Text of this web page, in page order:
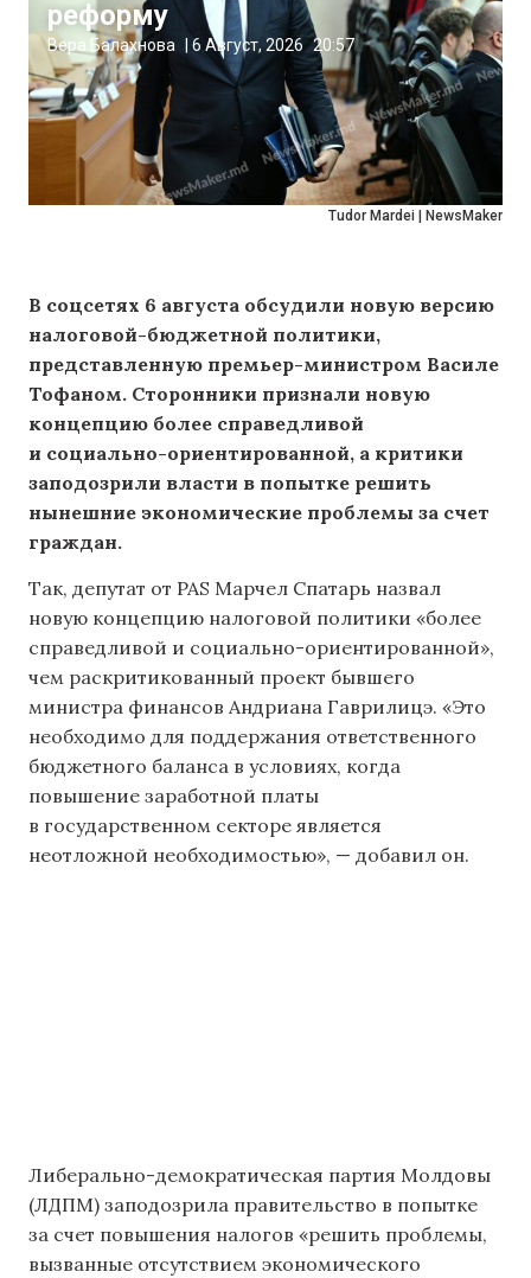
Tudor Mardei | NewsMaker
реформу
Вера Балахнова | 6 Август, 2026 20:57
В соцсетях 6 августа обсудили новую версию
налоговой-бюджетной политики,
представленную премьер-министром Василе
Тофаном. Сторонники признали новую
концепцию более справедливой
и социально-ориентированной, а критики
заподозрили власти в попытке решить
нынешние экономические проблемы за счет
граждан.
Так, депутат от PAS Марчел Спатарь назвал
новую концепцию налоговой политики «более
справедливой и социально-ориентированной»,
чем раскритикованный проект бывшего
министра финансов Андриана Гаврилицэ. «Это
необходимо для поддержания ответственного
бюджетного баланса в условиях, когда
повышение заработной платы
в государственном секторе является
неотложной необходимостью», — добавил он.
Либерально-демократическая партия Молдовы
(ЛДПМ) заподозрила правительство в попытке
за счет повышения налогов «решить проблемы,
вызванные отсутствием экономического